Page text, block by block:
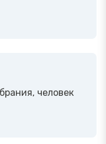
человек